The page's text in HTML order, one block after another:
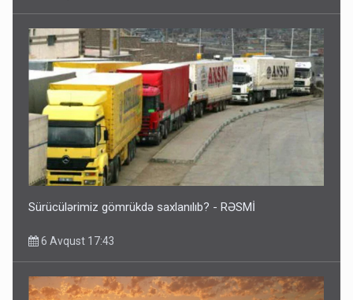
Sürücülərimiz gömrükdə saxlanılıb? - RƏSMİ
6 Avqust 17:43